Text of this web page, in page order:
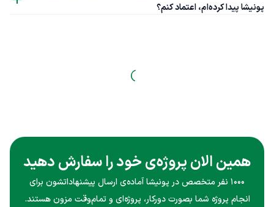
پونیشا پیدا کرده‌ام، اعتماد کنم؟
همین الان پروژه‌ی خود را سفارش دهید
۱۰۰۰ نفر متخصص در پونیشا آماده‌ی ارسال پیشنهاداتشون برای
انجام پروژه شما بصورت دورکار، پروژه‌ای و تمام‌وقت مزون هستند.